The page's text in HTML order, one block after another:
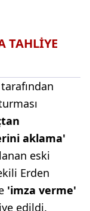
TAHLİYE
aklama'
eski
Erden
'imza verme'
edildi.